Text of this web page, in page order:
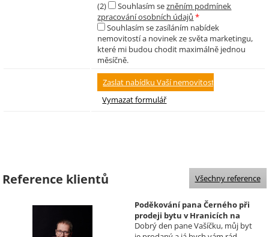
(2) Souhlasím sezněním podmínek
zpracování osobních údajů *
Souhlasím se zasíláním nabídek
nemovitostí a novinek ze světa marketingu,
které mi budou chodit maximálně jednou
měsíčně.
Reference klientů
Poděkování pana Černého při
prodeji bytu v Hranicích na
Moravě
Dobrý den pane Vašíčku, můj byt
Všechny reference